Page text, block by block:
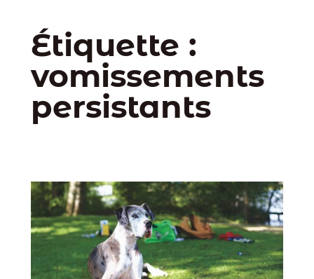
Étiquette :
vomissements
persistants